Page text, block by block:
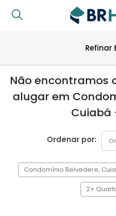
Refinar
Não encontramos
alugar em
Cuiabá
Ordenar por:
Condomínio Belvedere,
2+